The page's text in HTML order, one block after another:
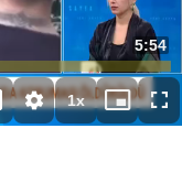
Süre
5:54
1xOynatma
Hızı
Mini
oynatıcı